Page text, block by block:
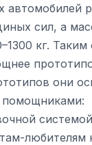
автомобилей
сил, а
кг.
они
любителям